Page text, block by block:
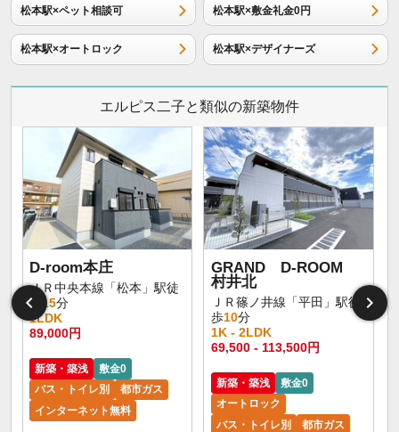
松本駅×ペット相談可 松本駅×敷金礼金0円
松本駅×オートロック 松本駅×デザイナーズ
エルピス二子と類似の新築物件
D-room本庄
ＪＲ中央本線「松本」駅徒
歩
15分
1LDK
89,000円
新築・築浅
敷金0
バス・トイレ別
都市ガス
インターネット無料
GRAND D-ROOM
村井北
ＪＲ篠ノ井線「平田」駅徒
歩10分
1K - 2LDK
69,500 - 113,500円
新築・築浅
敷金0
オートロック
バス・トイレ別
都市ガス